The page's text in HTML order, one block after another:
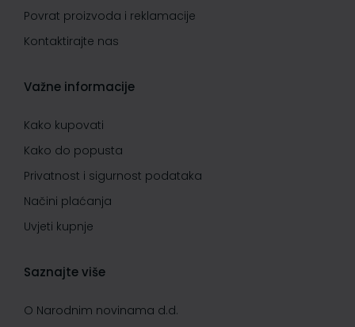
Povrat proizvoda i reklamacije
Kontaktirajte nas
Važne informacije
Kako kupovati
Kako do popusta
Privatnost i sigurnost podataka
Načini plaćanja
Uvjeti kupnje
Saznajte više
O Narodnim novinama d.d.